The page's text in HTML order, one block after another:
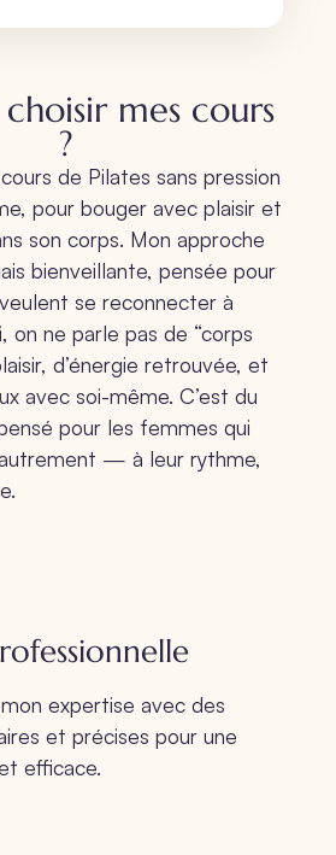
mes cours
?
de Pilates sans pression
pour bouger avec plaisir et
son corps. Mon approche
bienveillante, pensée pour
se reconnecter à
on ne parle pas de “corps
d’énergie retrouvée, et
avec soi-même. C’est du
pour les femmes qui
— à leur rythme,
expertise avec des
et précises pour une
efficace.